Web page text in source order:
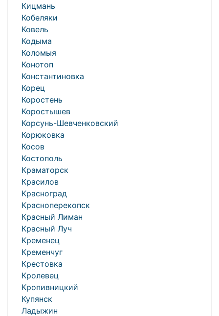
Кицмань
Кобеляки
Ковель
Кодыма
Коломыя
Конотоп
Константиновка
Корец
Коростень
Коростышев
Корсунь-Шевченковский
Корюковка
Косов
Костополь
Краматорск
Красилов
Красноград
Красноперекопск
Красный Лиман
Красный Луч
Кременец
Кременчуг
Крестовка
Кролевец
Кропивницкий
Купянск
Ладыжин